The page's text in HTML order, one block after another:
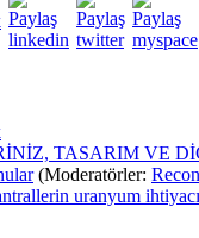
TASARIM VE
(Moderatörler:
uranyum